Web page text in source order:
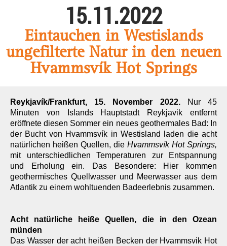
15.11.2022
Eintauchen in Westislands
ungefilterte Natur in den neuen
Hvammsvík Hot Springs
Reykjavík/Frankfurt, 15. November 2022.
Nur 45
Minuten von Islands Hauptstadt Reykjavik entfernt
eröffnete diesen Sommer ein neues geothermales Bad: In
der Bucht von Hvammsvík in Westisland laden die acht
natürlichen heißen Quellen, die Hvammsvík Hot Springs,
mit unterschiedlichen Temperaturen zur Entspannung
und Erholung ein. Das Besondere: Hier kommen
geothermisches Quellwasser und Meerwasser aus dem
Atlantik zu einem wohltuenden Badeerlebnis zusammen.
Acht natürliche heiße Quellen, die in den Ozean
münden
Das Wasser der acht heißen Becken der Hvammsvik Hot